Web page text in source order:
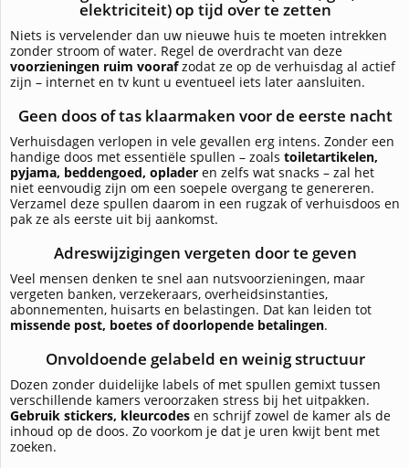
elektriciteit) op tijd over te zetten
Niets is vervelender dan uw nieuwe huis te moeten intrekken
zonder stroom of water. Regel de overdracht van deze
voorzieningen ruim voorafzodat ze op de verhuisdag al actief
zijn – internet en tv kunt u eventueel iets later aansluiten.
Geen doos of tas klaarmaken voor de eerste nacht
Verhuisdagen verlopen in vele gevallen erg intens. Zonder een
handige doos met essentiële spullen – zoals toiletartikelen,
pyjama, beddengoed, oplader en zelfs wat snacks – zal het
niet eenvoudig zijn om een soepele overgang te genereren.
Verzamel deze spullen daarom in een rugzak of verhuisdoos en
pak ze als eerste uit bij aankomst.
Adreswijzigingen vergeten door te geven
Veel mensen denken te snel aan nutsvoorzieningen, maar
vergeten banken, verzekeraars, overheidsinstanties,
abonnementen, huisarts en belastingen. Dat kan leiden tot
missende post, boetes of doorlopende betalingen.
Onvoldoende gelabeld en weinig structuur
Dozen zonder duidelijke labels of met spullen gemixt tussen
verschillende kamers veroorzaken stress bij het uitpakken.
Gebruik stickers, kleurcodes en schrijf zowel de kamer als de
inhoud op de doos. Zo voorkom je dat je uren kwijt bent met
zoeken.